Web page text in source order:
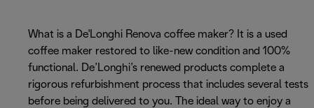
What is a De'Longhi Renova coffee maker? It is a used
coffee maker restored to like-new condition and 100%
functional. De’Longhi’s renewed products complete a
rigorous refurbishment process that includes several tests
before being delivered to you. The ideal way to enjoy a